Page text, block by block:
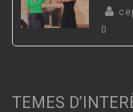
0
TEMES